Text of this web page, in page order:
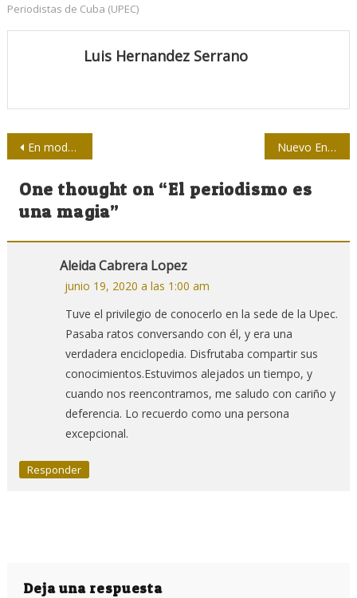
Periodistas de Cuba (UPEC)
Luis Hernandez Serrano
Navegación
de
entradas
En modo virtual, III Coloquio Nacional sobre Periodismo Cultural Nuevo Enfoque y otros cambios en la televisión en Cárdenas
One thought on “El periodismo es
una magia”
Aleida Cabrera Lopez
junio 19, 2020 a las 1:00 am
Tuve el privilegio de conocerlo en la sede de la Upec.
Pasaba ratos conversando con él, y era una
verdadera enciclopedia. Disfrutaba compartir sus
conocimientos.Estuvimos alejados un tiempo, y
cuando nos reencontramos, me saludo con cariño y
deferencia. Lo recuerdo como una persona
excepcional.
Responder
Deja una respuesta